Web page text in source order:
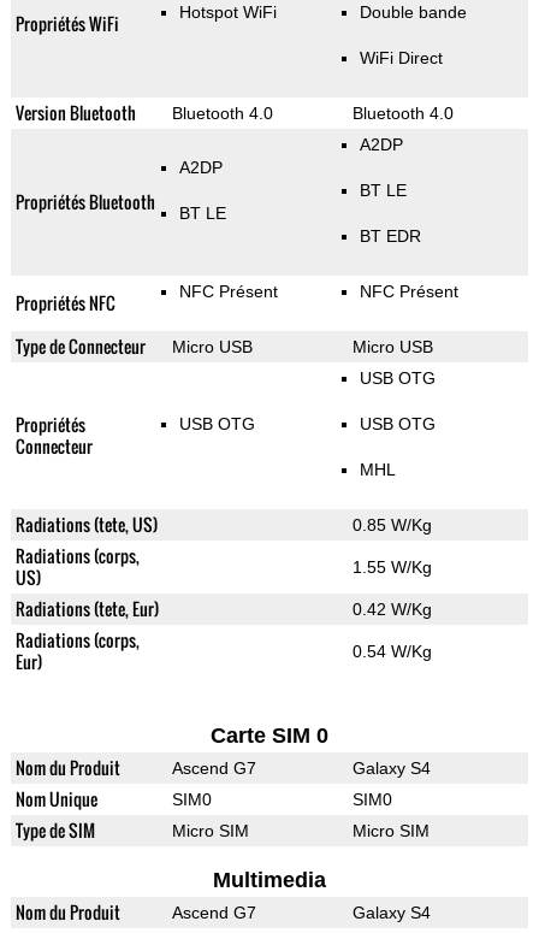
Propriétés WiFi Hotspot WiFi Double bande
WiFi Direct
Version Bluetooth Bluetooth 4.0 Bluetooth 4.0
Propriétés Bluetooth
A2DP
BT LE
A2DP
BT LE
BT EDR
Propriétés NFC NFC Présent NFC Présent
Type de Connecteur Micro USB Micro USB
Propriétés
Connecteur
USB OTG
USB OTG
USB OTG
MHL
Radiations (tete, US) 0.85 W/Kg
Radiations (corps,
US)
1.55 W/Kg
Radiations (tete, Eur) 0.42 W/Kg
Radiations (corps,
Eur)
0.54 W/Kg
Carte SIM 0
Nom du Produit Ascend G7 Galaxy S4
Nom Unique SIM0 SIM0
Type de SIM Micro SIM Micro SIM
Multimedia
Nom du Produit Ascend G7 Galaxy S4